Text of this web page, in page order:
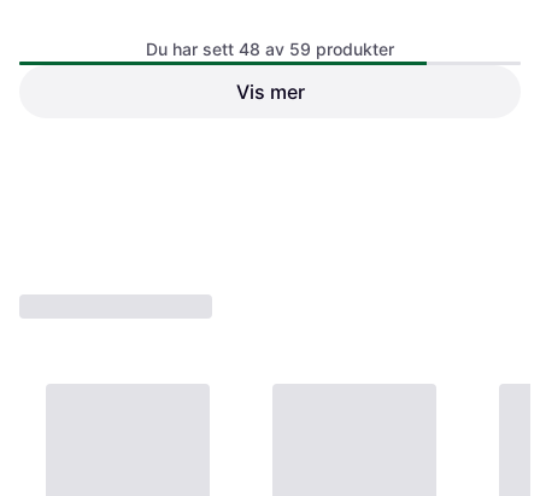
adidas Originals Knitted Skirt
Du har sett 48 av 59 produkter
Vis mer